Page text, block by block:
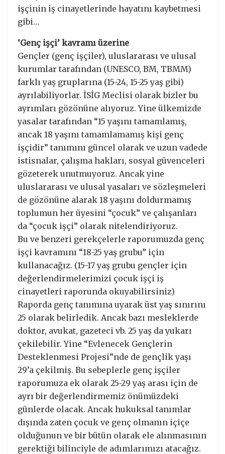
işçinin iş cinayetlerinde hayatını kaybetmesi
gibi…
‘Genç işçi’ kavramı üzerine
Gençler (genç işçiler), uluslararası ve ulusal
kurumlar tarafından (UNESCO, BM, TBMM)
farklı yaş gruplarına (15-24, 15-25 yaş gibi)
ayrılabiliyorlar. İSİG Meclisi olarak bizler bu
ayrımları gözönüne alıyoruz. Yine ülkemizde
yasalar tarafından “15 yaşını tamamlamış,
ancak 18 yaşını tamamlamamış kişi genç
işçidir” tanımını güncel olarak ve uzun vadede
istisnalar, çalışma hakları, sosyal güvenceleri
gözeterek unutmuyoruz. Ancak yine
uluslararası ve ulusal yasaları ve sözleşmeleri
de gözönüne alarak 18 yaşını doldurmamış
toplumun her üyesini “çocuk” ve çalışanları
da “çocuk işçi” olarak nitelendiriyoruz.
Bu ve benzeri gerekçelerle raporumuzda genç
işçi kavramını “18-25 yaş grubu” için
kullanacağız. (15-17 yaş grubu gençler için
değerlendirmelerimizi çocuk işçi iş
cinayetleri raporunda okuyabilirsiniz)
Raporda genç tanımına uyarak üst yaş sınırını
25 olarak belirledik. Ancak bazı mesleklerde
doktor, avukat, gazeteci vb. 25 yaş da yukarı
çekilebilir. Yine “Evlenecek Gençlerin
Desteklenmesi Projesi”nde de gençlik yaşı
29’a çekilmiş. Bu sebeplerle genç işçiler
raporumuza ek olarak 25-29 yaş arası için de
ayrı bir değerlendirmemiz önümüzdeki
günlerde olacak. Ancak hukuksal tanımlar
dışında zaten çocuk ve genç olmanın içiçe
olduğunun ve bir bütün olarak ele alınmasının
gerektiği bilinciyle de adımlarımızı atacağız.